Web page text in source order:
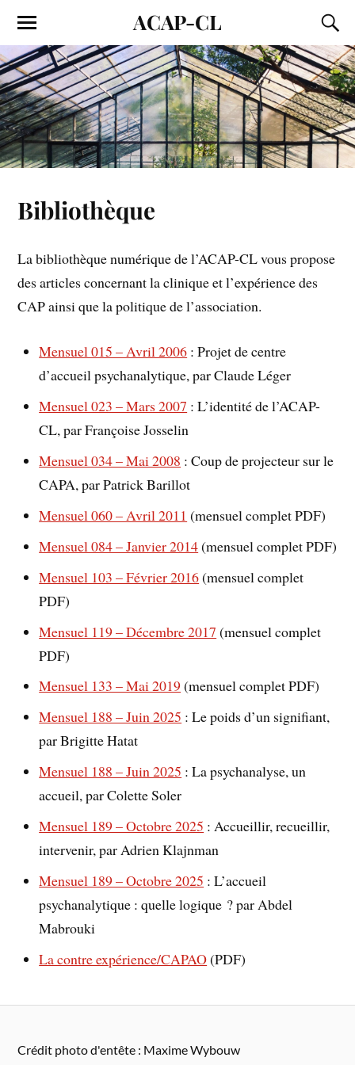
ACAP-CL
Bibliothèque
La bibliothèque numérique de l’ACAP-CL vous propose
des articles concernant la clinique et l’expérience des
CAP ainsi que la politique de l’association.
Mensuel 015 – Avril 2006 : Projet de centre
d’accueil psychanalytique, par Claude Léger
Mensuel 023 – Mars 2007 : L’identité de l’ACAP-
CL, par Françoise Josselin
Mensuel 034 – Mai 2008 : Coup de projecteur sur le
CAPA, par Patrick Barillot
Mensuel 060 – Avril 2011 (mensuel complet PDF)
Mensuel 084 – Janvier 2014(mensuel complet PDF)
Mensuel 103 – Février 2016(mensuel complet
PDF)
Mensuel 119 – Décembre 2017 (mensuel complet
PDF)
Mensuel 133 – Mai 2019(mensuel complet PDF)
Mensuel 188 – Juin 2025 : Le poids d’un signifiant,
par Brigitte Hatat
Mensuel 188 – Juin 2025 : La psychanalyse, un
accueil, par Colette Soler
Mensuel 189 – Octobre 2025 : Accueillir, recueillir,
intervenir, par Adrien Klajnman
Mensuel 189 – Octobre 2025 : L’accueil
psychanalytique : quelle logique ? par Abdel
Mabrouki
La contre expérience/CAPAO(PDF)
Crédit photo d'entête : Maxime Wybouw